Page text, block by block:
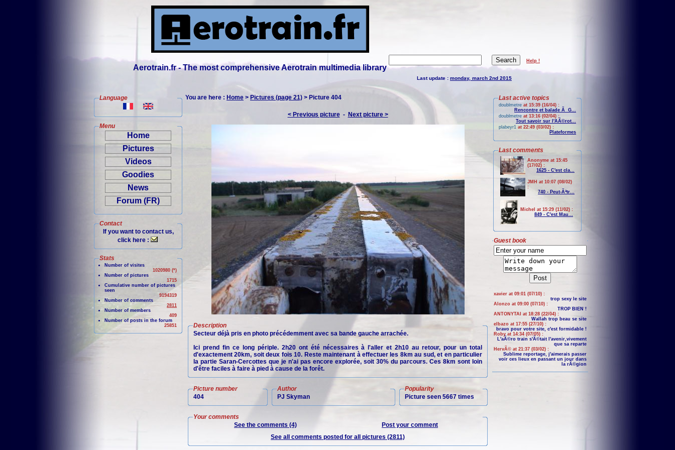
Aerotrain.fr - The most comprehensive Aerotrain multimedia library
Help !
Last update : monday, march 2nd 2015
Language
Menu
Home
Pictures
Videos
Goodies
News
Forum (FR)
Contact
If you want to contact us,
click here :
Stats
Number of visites
1020980 (*)
Number of pictures
1715
Cumulative number of pictures
seen
9194319
Number of comments
2811
Number of members
409
Number of posts in the forum
25851
You are here : Home > Pictures (page 21) > Picture 404
< Previous picture- Next picture >
Description
Secteur déjà pris en photo précédemment avec sa bande gauche arrachée.
Ici prend fin ce long périple. 2h20 ont été nécessaires à l'aller et 2h10 au retour, pour un total
d'exactement 20km, soit deux fois 10. Reste maintenant à effectuer les 8km au sud, et en particulier
la partie Saran-Cercottes que je n'ai pas encore explorée, soit 30% du parcours. Ces 8km sont loin
d'être faciles à faire à pied à cause de la forêt.
Picture number
404
Author
PJ Skyman
Popularity
Picture seen 5667 times
Your comments
See the comments (4)
Post your comment
See all comments posted for all pictures (2811)
Last active topics
doublmetre at 15:39 (16/04) :
Rencontre et balade Ã G...
doublmetre at 13:16 (02/04) :
Tout savoir sur l'AÃ©rot...
plabeyr1 at 22:49 (03/02) :
Plateformes
Last comments
Anonyme at 15:45
(17/02) :
1625 - C'est cla...
JMH at 10:07 (08/02)
:
740 - Peut-Ãªtr...
Michel at 15:29 (11/02) :
849 - C'est Mau...
Guest book
xavier at 09:01 (07/10) :
trop sexy le site
Alonzo at 09:00 (07/10) :
TROP BIEN !
ANTONYTAI at 18:28 (22/04) :
Wallah trop beau se site
elbazo at 17:55 (27/10) :
bravo pour votre site, c'est formidable !
Roby at 14:34 (07/05) :
L'aÃ©ro train s'Ã©tait l'avenir,vivement
que sa reparte
HervÃ© at 21:37 (03/02) :
Sublime reportage, j'aimerais passer
voir ces lieux en passant un jour dans
la rÃ©gion